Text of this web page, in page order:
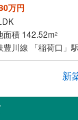
万円
面積 142.52m2
豊川線 「稲荷口」
市金屋橋町
万円
新